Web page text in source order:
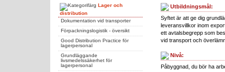
Lager och
distribution
Dokumentation vid transporter
Förpackningslogistik - översikt
Good Distribution Practice för
lagerpersonal
Grundläggande
livsmedelssäkerhet för
lagerpersonal
Utbildningsmål:
Syftet är att ge dig
leveransvillkor inom
ett avtalsbegrepp som
vid transport och
Nivå:
Påbyggnad, du bör ha